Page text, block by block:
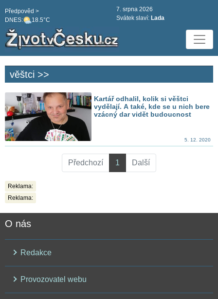
DNES: 18.5°C
Předpověd >
7. srpna 2026
Svátek slaví: Lada
věštci >>
Kartář odhalil, kolik si věštci
vydělají. A také, kde se u nich bere
vzácný dar vidět budoucnost
5. 12. 2020
Předchozí 1 Další
Reklama:
Reklama:
O nás
Redakce
Provozovatel webu